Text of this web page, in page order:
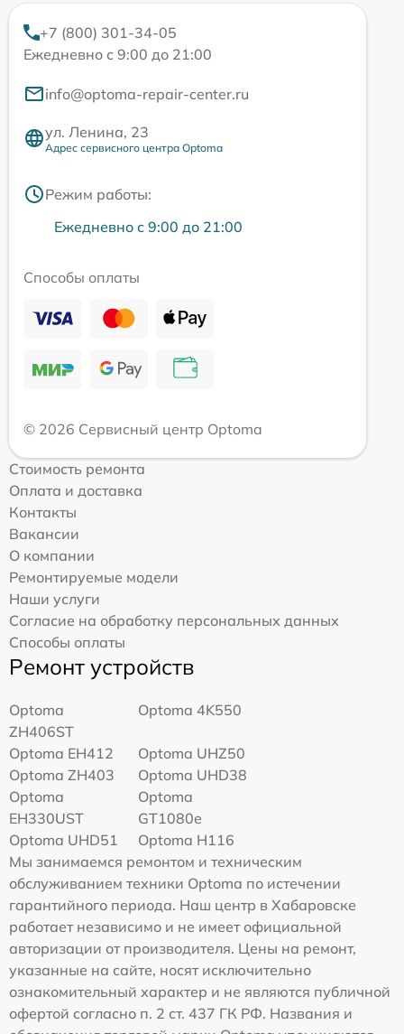
+7 (800) 301-34-05
Ежедневно с 9:00 до 21:00
info@optoma-repair-center.ru
ул. Ленина, 23
Адрес сервисного центра Optoma
Режим работы:
Ежедневно с 9:00 до 21:00
Способы оплаты
© 2026 Сервисный центр Optoma
Стоимость ремонта
Оплата и доставка
Контакты
Вакансии
О компании
Ремонтируемые модели
Наши услуги
Согласие на обработку персональных данных
Способы оплаты
Ремонт устройств
Optoma
ZH406ST
Optoma 4K550
Optoma EH412
Optoma UHZ50
Optoma ZH403
Optoma UHD38
Optoma
EH330UST
Optoma
GT1080e
Optoma UHD51
Optoma H116
Мы занимаемся ремонтом и техническим
обслуживанием техники Optoma по истечении
гарантийного периода. Наш центр в Хабаровске
работает независимо и не имеет официальной
авторизации от производителя. Цены на ремонт,
указанные на сайте, носят исключительно
ознакомительный характер и не являются публичной
офертой согласно п. 2 ст. 437 ГК РФ. Названия и